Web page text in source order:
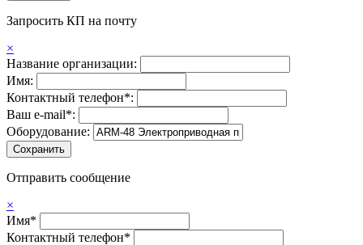
Запросить КП на почту
×
Название организации:
Имя:
Контактный телефон*:
Ваш e-mail*:
Оборудование:
Отправить сообщение
×
Имя*
Контактный телефон*